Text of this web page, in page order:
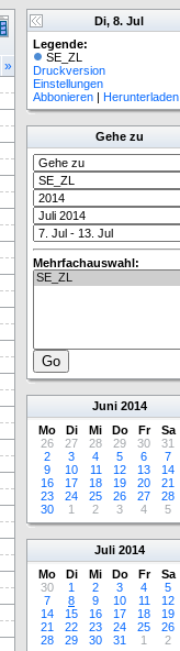
»
Di, 8. Jul
Legende:
SE_ZL
Druckversion
Einstellungen
Abbonieren | Herunterladen
Gehe zu
Mehrfachauswahl:
Juni 2014
Mo
Di Mi Do Fr Sa
26
27 28 29 30 31
2
3 4 5 6 7
9
10 11 12 13 14
16
17 18 19 20 21
23
24 25 26 27 28
30
1 2 3 4 5
Juli 2014
Mo
Di Mi Do Fr Sa
30
1 2 3 4 5
7
8 9 10 11 12
14
15 16 17 18 19
21
22 23 24 25 26
28
29 30 31 1 2